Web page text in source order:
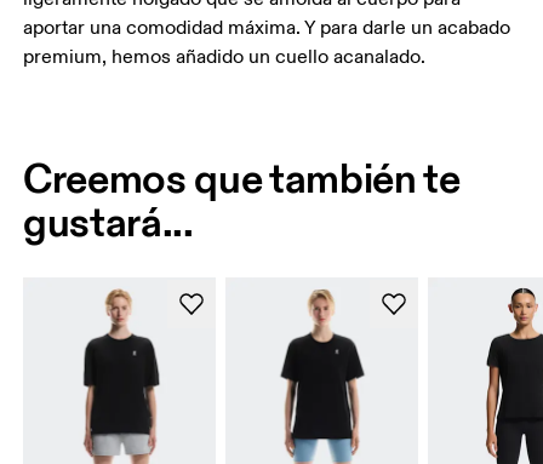
aportar una comodidad máxima. Y para darle un acabado
premium, hemos añadido un cuello acanalado.
Creemos que también te
gustará...